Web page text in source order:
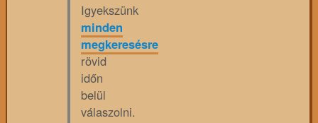
Igyekszünk
minden
megkeresésre
rövid
időn
belül
válaszolni.